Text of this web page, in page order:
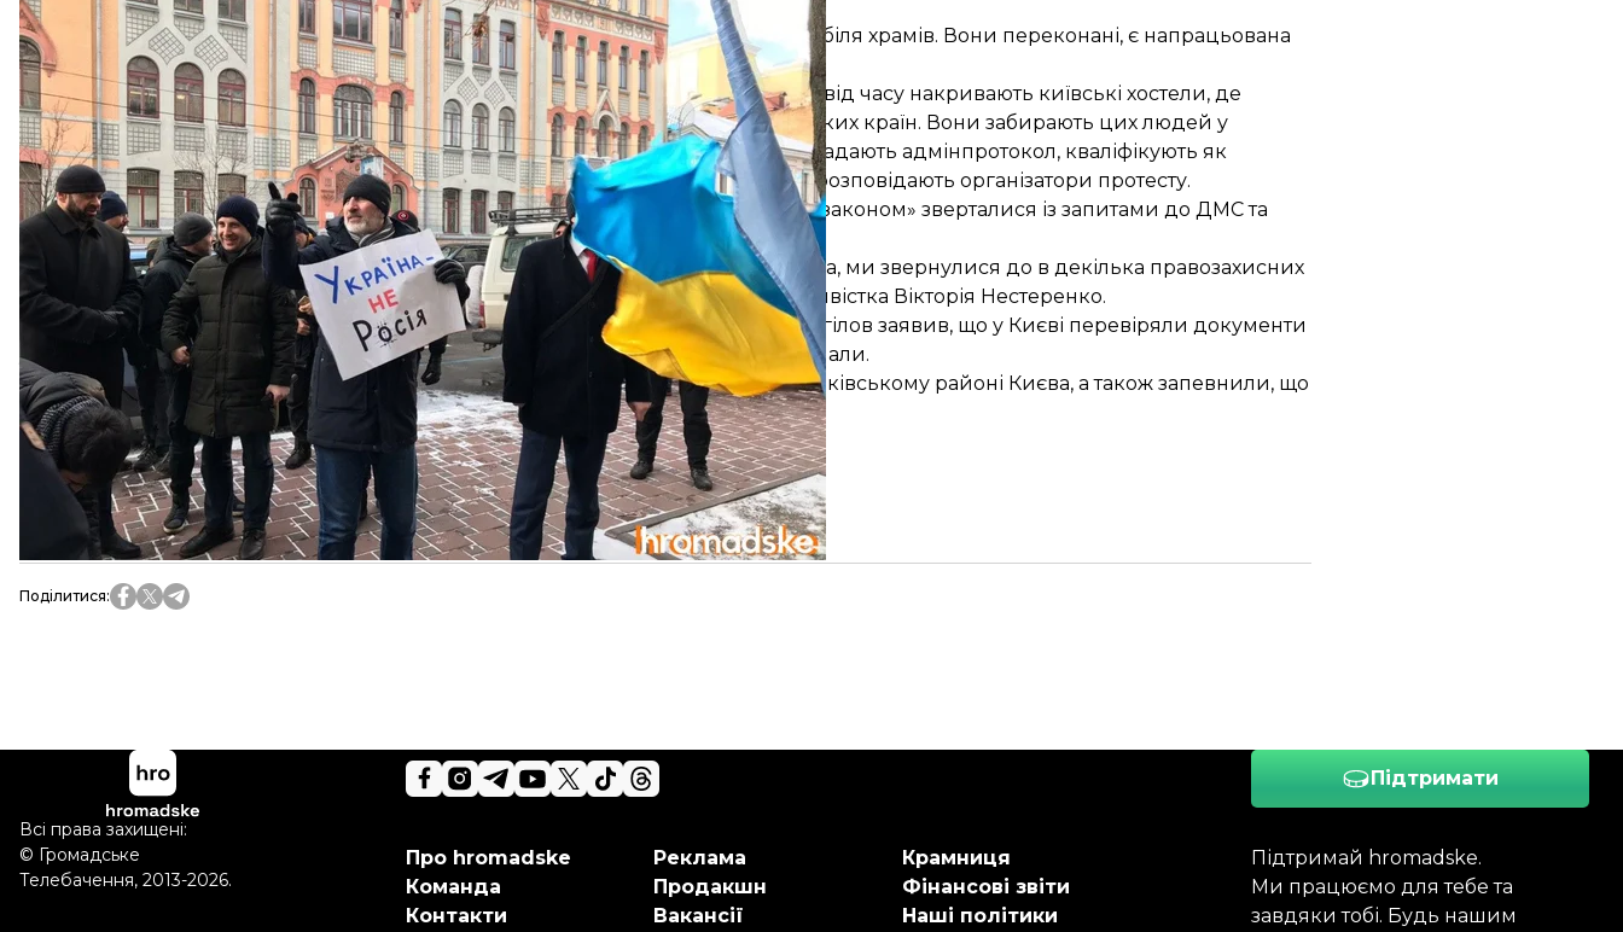
hromadske
Активісти розповідають, що таке полювання відбувається системно. І не лише біля храмів. Вони переконані, є напрацьована
схема за якою правоохоронці збагачуються.
«В нас є інформація, що Державна міграційна служба разом з Нацполіцією час від часу накривають київські хостели, де
проживають «нелегали», переважно біженці з Афганістану, Сирії та Африканських країн. Вони забирають цих людей у
відділок і потім за гроші відпускають. Якщо хтось відмовляється платити — складають адмінпротокол, кваліфікують як
порушення ст.203 Кодексу України про адміністративні правопорушення», — розповідають організатори протесту.
Духовне управління мусульман України та правозахисна організація «Разом із законом» зверталися із запитами до ДМС та
МВС України з вимогою надати достовірну інформацію та прояснити ситуацію.
«Ми звернулися зараз до депутатів, ми звернулися до генерального прокурора, ми звернулися до в декілька правозахисних
організацій, ми відправили запит у МВС та ДМС», - розповідає громадська активістка Вікторія Нестеренко.
Нагадаємо, 31 січня муфтій духовного управління мусульман України Саїд Ісмагілов заявив, що у Києві перевіряли документи
у людей біля мечетіІсламського культурного центру, а понад 20 людей затримали.
Своєю чергою, у ДМС заявили про виявлення нелегальних мігрантів у Шевченківському районі Києва, а також запевнили, що
під час перевірок біля мечеті
права вірян не порушували
Автор:Анастасія Ковальчук
Більше про мусульмани акція протесту дмс
Поділитися:
Підтримати
Підтримай hromadske.
Ми працюємо для тебе та
завдяки тобі. Будь нашим
Про hromadske
Команда
Контакти
Реклама
Продакшн
Вакансії
Крамниця
Фінансові звіти
Наші політики
Всі права захищені:
© Громадське
Телебачення, 2013-2026.